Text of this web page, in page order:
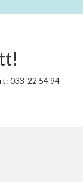
033-22 54 94